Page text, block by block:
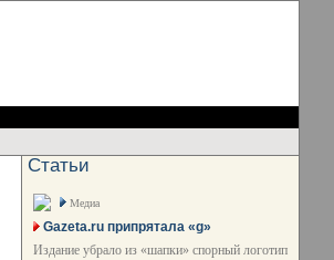
Статьи
Медиа
Gazeta.ru припрятала «g»
Издание убрало из «шапки» спорный логотип